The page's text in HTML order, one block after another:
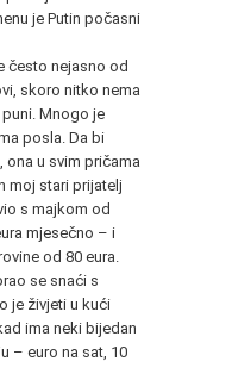
je Putin počasni
često nejasno od
skoro nitko nema
Mnogo je
posla. Da bi
u svim pričama
moj stari prijatelj
s majkom od
mjesečno – i
od 80 eura.
se snaći s
je živjeti u kući
ima neki bijedan
– euro na sat, 10